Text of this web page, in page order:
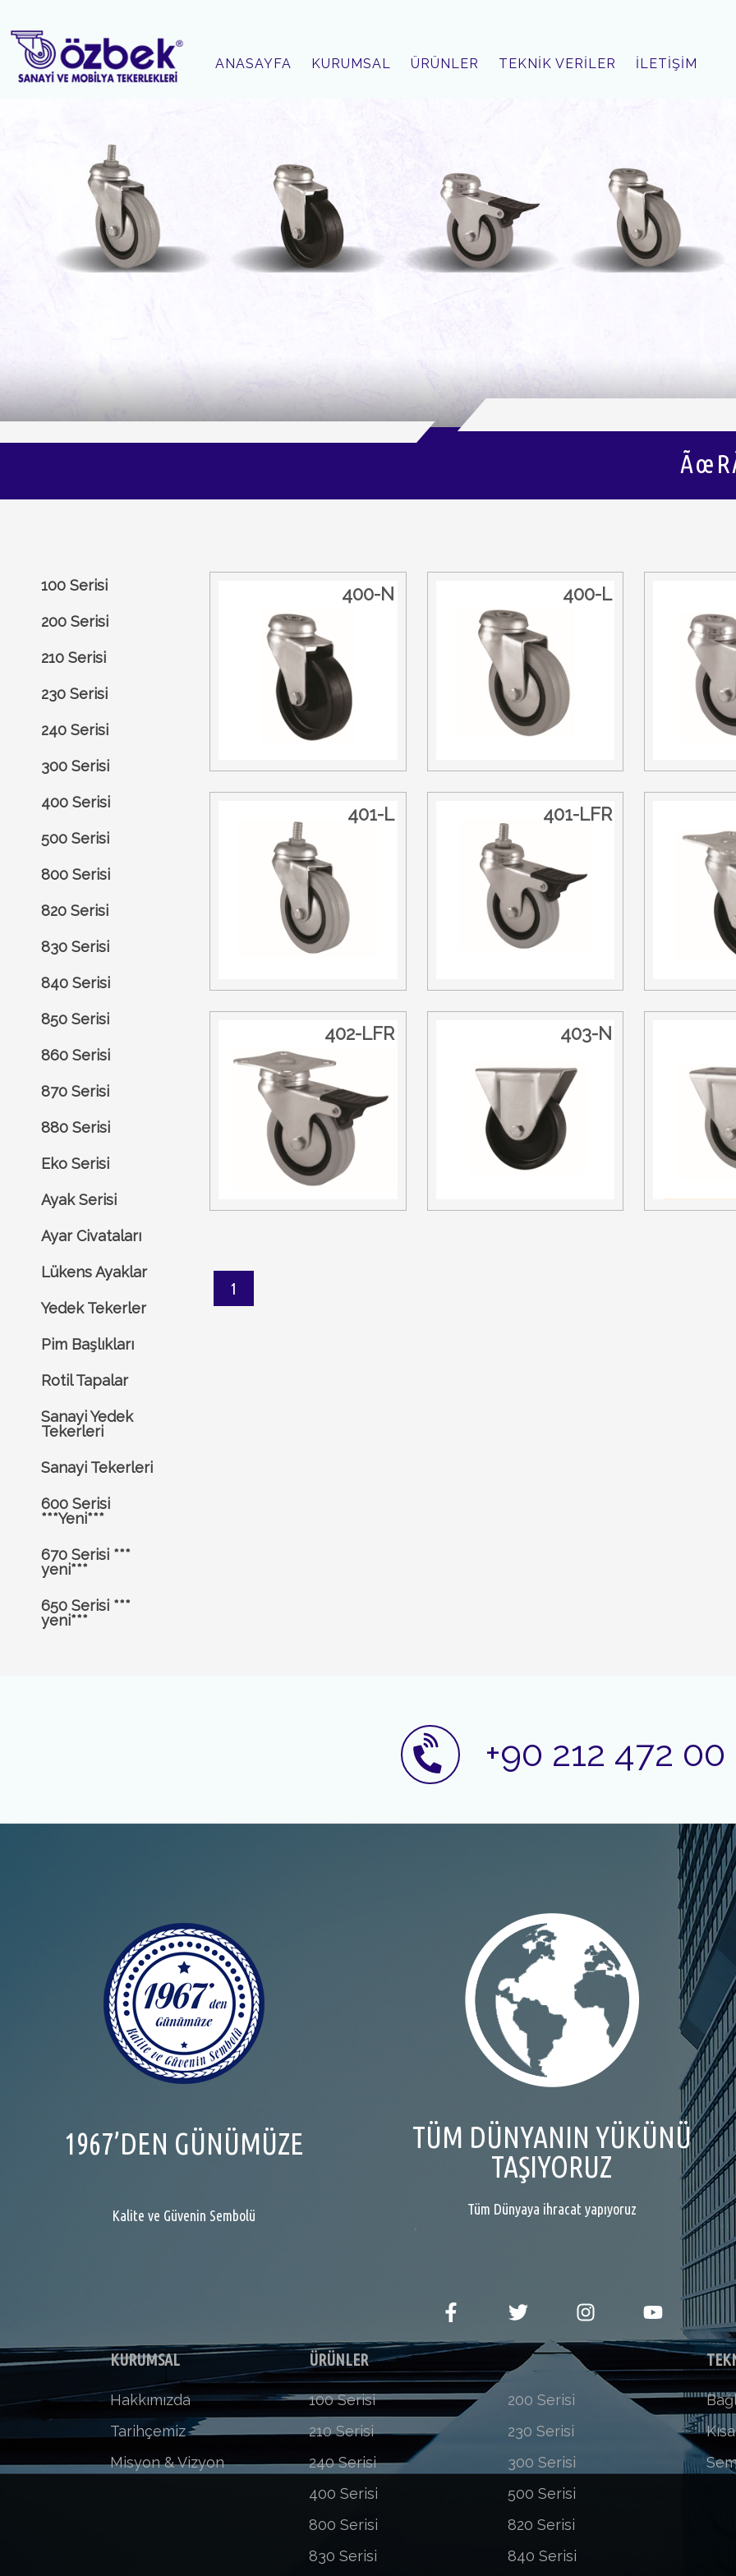
ANASAYFA KURUMSAL ÜRÜNLER TEKNİK VERİLER İLETİŞİM
100 Serisi
200 Serisi
210 Serisi
230 Serisi
240 Serisi
300 Serisi
400 Serisi
500 Serisi
800 Serisi
820 Serisi
830 Serisi
840 Serisi
850 Serisi
860 Serisi
870 Serisi
880 Serisi
Eko Serisi
Ayak Serisi
Ayar Civataları
Lükens Ayaklar
Yedek Tekerler
Pim Başlıkları
Rotil Tapalar
Sanayi Yedek
Tekerleri
Sanayi Tekerleri
600 Serisi
***Yeni***
670 Serisi ***
yeni***
650 Serisi ***
yeni***
400-N 400-L
401-L 401-LFR
402-LFR 403-N
1
+90 212 472 00
1967’DEN GÜNÜMÜZE
Kalite ve Güvenin Sembolü
TÜM DÜNYANIN YÜKÜNÜ
TAŞIYORUZ
Tüm Dünyaya ihracat yapıyoruz
KURUMSAL
Hakkımızda
Tarihçemiz
Misyon & Vizyon
ÜRÜNLER
100 Serisi
200 Serisi
210 Serisi
230 Serisi
240 Serisi
300 Serisi
400 Serisi
500 Serisi
800 Serisi
820 Serisi
830 Serisi
840 Serisi